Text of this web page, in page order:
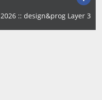
:: design&prog Layer 3